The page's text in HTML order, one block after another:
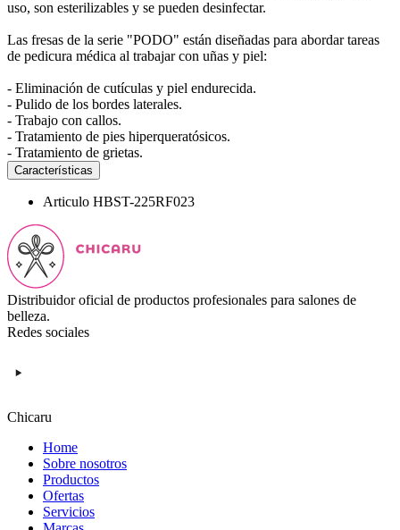
uso, son esterilizables y se pueden desinfectar.
Las fresas de la serie "PODO" están diseñadas para abordar tareas
de pedicura médica al trabajar con uñas y piel:
- Eliminación de cutículas y piel endurecida.
- Pulido de los bordes laterales.
- Trabajo con callos.
- Tratamiento de pies hiperqueratósicos.
- Tratamiento de grietas.
Características
Articulo HBST-225RF023
Distribuidor oficial de productos profesionales para salones de
belleza.
Redes sociales
Chicaru
Home
Sobre nosotros
Productos
Ofertas
Servicios